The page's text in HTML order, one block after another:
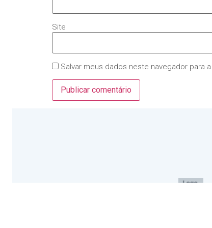
Site
Salvar meus dados neste navegador para